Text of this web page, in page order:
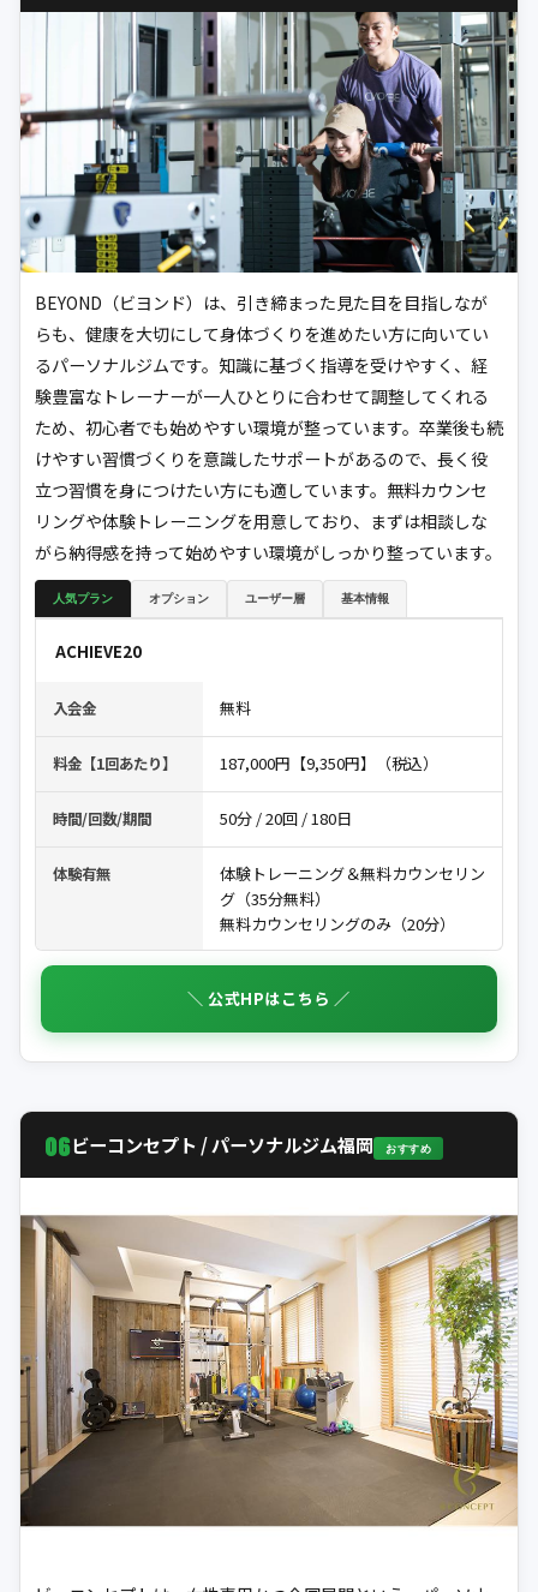
BEYOND（ビヨンド）は、引き締まった見た目を目指しなが
らも、健康を大切にして身体づくりを進めたい方に向いてい
るパーソナルジムです。知識に基づく指導を受けやすく、経
験豊富なトレーナーが一人ひとりに合わせて調整してくれる
ため、初心者でも始めやすい環境が整っています。卒業後も続
けやすい習慣づくりを意識したサポートがあるので、長く役
立つ習慣を身につけたい方にも適しています。無料カウンセ
リングや体験トレーニングを用意しており、まずは相談しな
がら納得感を持って始めやすい環境がしっかり整っています。
人気プラン オプション ユーザー層 基本情報
ACHIEVE20
入会金 無料
料金【1回あたり】 187,000円【9,350円】（税込）
時間/回数/期間 50分 / 20回 / 180日
体験有無
体験トレーニング＆無料カウンセリン
グ（35分無料）
無料カウンセリングのみ（20分）
＼ 公式HPはこちら ／
06ビーコンセプト / パーソナルジム福岡 おすすめ